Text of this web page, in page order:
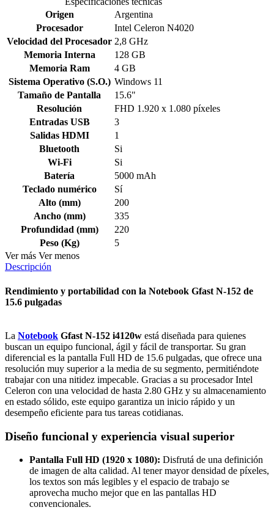
Origen
Argentina
Procesador
Intel Celeron N4020
Velocidad del Procesador 2,8 GHz
Memoria Interna
128 GB
Memoria Ram
4 GB
Sistema Operativo (S.O.) Windows 11
Tamaño de Pantalla
15.6"
Resolución
FHD 1.920 x 1.080 píxeles
Entradas USB
3
Salidas HDMI
1
Bluetooth
Si
Wi-Fi
Si
Batería
5000 mAh
Teclado numérico
Sí
Alto (mm)
200
Ancho (mm)
335
Profundidad (mm)
220
Peso (Kg)
5
Ver más Ver menos
Descripción
Rendimiento y portabilidad con la Notebook Gfast N-152 de
15.6 pulgadas
La Notebook Gfast N-152 i4120w está diseñada para quienes
buscan un equipo funcional, ágil y fácil de transportar. Su gran
diferencial es la pantalla Full HD de 15.6 pulgadas, que ofrece una
resolución muy superior a la media de su segmento, permitiéndote
trabajar con una nitidez impecable. Gracias a su procesador Intel
Celeron con una velocidad de hasta 2.80 GHz y su almacenamiento
en estado sólido, este equipo garantiza un inicio rápido y un
desempeño eficiente para tus tareas cotidianas.
Diseño funcional y experiencia visual superior
Pantalla Full HD (1920 x 1080): Disfrutá de una definición
de imagen de alta calidad. Al tener mayor densidad de píxeles,
los textos son más legibles y el espacio de trabajo se
aprovecha mucho mejor que en las pantallas HD
convencionales.